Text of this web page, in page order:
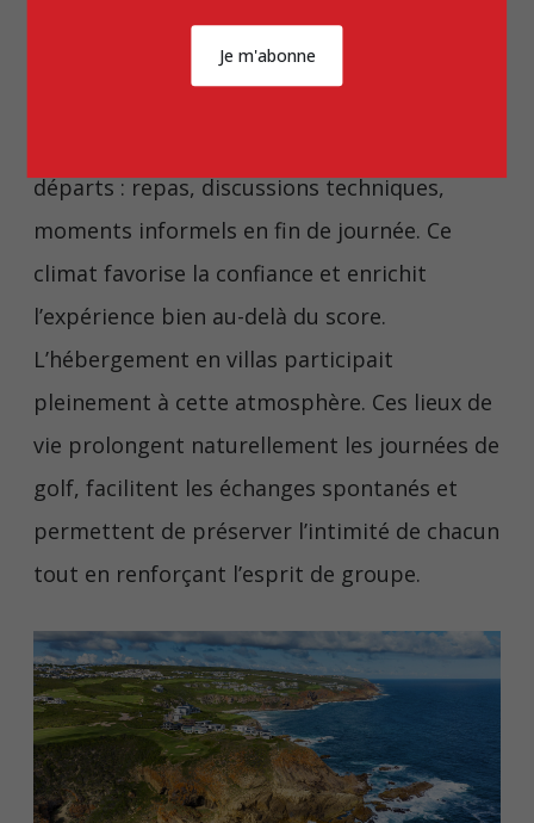
inévitablement altérés. Très rapidement,
départs : repas, discussions techniques,
moments informels en fin de journée. Ce
climat favorise la confiance et enrichit
l’expérience bien au-delà du score.
L’hébergement en villas participait
pleinement à cette atmosphère. Ces lieux de
vie prolongent naturellement les journées de
golf, facilitent les échanges spontanés et
permettent de préserver l’intimité de chacun
tout en renforçant l’esprit de groupe.
Je m'abonne